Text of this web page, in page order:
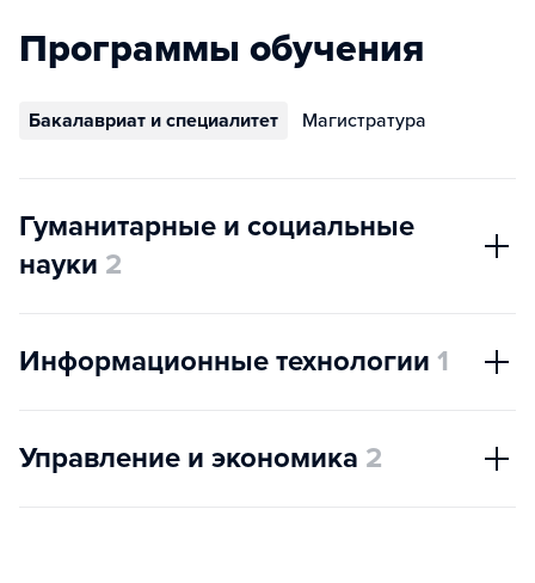
Программы обучения
Бакалавриат и специалитет Магистратура
Гуманитарные и социальные
науки 2
Информационные технологии 1
Управление и экономика 2